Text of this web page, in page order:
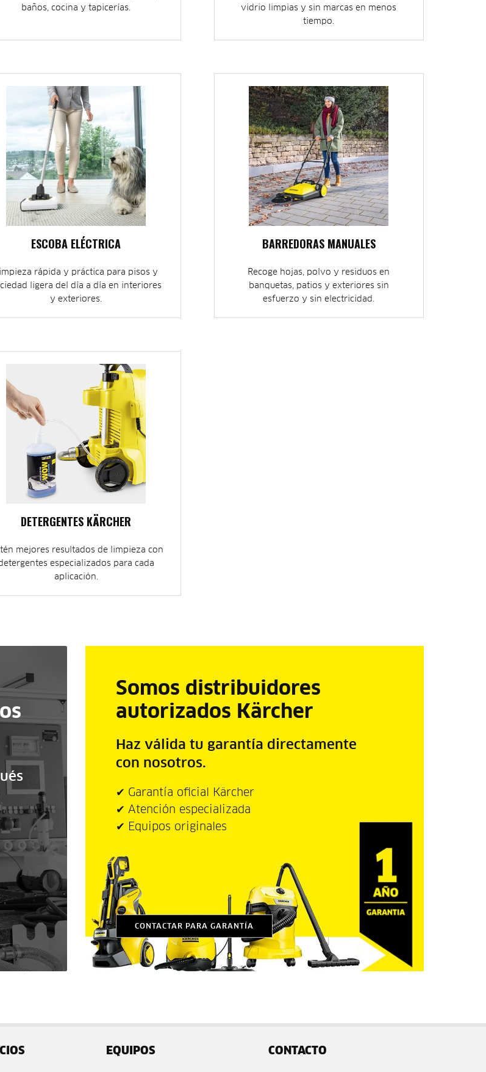
baños, cocina y tapicerías.
vidrio limpias y sin marcas en menos
tiempo.
ESCOBA ELÉCTRICA
rápida y práctica para pisos y
ligera del día a día en interiores
y exteriores.
BARREDORAS MANUALES
Recoge hojas, polvo y residuos en
banquetas, patios y exteriores sin
esfuerzo y sin electricidad.
DETERGENTES KÄRCHER
mejores resultados de limpieza con
especializados para cada
aplicación.
Somos distribuidores
autorizados Kärcher
Haz válida tu garantía directamente
con nosotros.
✔ Garantía oficial Kärcher
✔ Atención especializada
✔ Equipos originales
CONTACTAR PARA GARANTÍA
EQUIPOS CONTACTO